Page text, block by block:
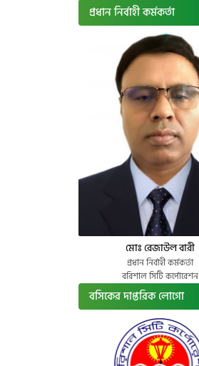
প্রধান নির্বাহী কর্মকর্তা
মোঃ রেজাউল বারী
প্রধান নির্বাহী কর্মকর্তা
বরিশাল সিটি কর্পোরেশন
বসিকের দাপ্তরিক লোগো